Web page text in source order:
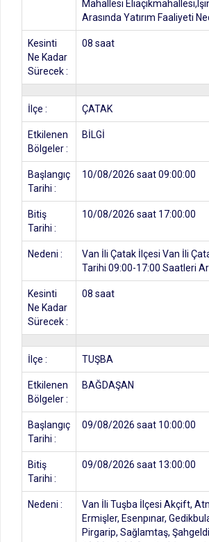
Mahallesi
Arasında Yatırım Faaliyeti
Kesinti
Ne Kadar
Sürecek :
08 saat
İlçe : ÇATAK
Etkilenen
Bölgeler :
BİLGİ
Başlangıç
Tarihi :
10/08/2026 saat 09:00:00
Bitiş
Tarihi :
10/08/2026 saat 17:00:00
Nedeni :
Van İli Çatak İlçesi Van İli
Tarihi 09:00-17:00 Saatleri
Kesinti
Ne Kadar
Sürecek :
08 saat
İlçe : TUŞBA
Etkilenen
Bölgeler :
BAĞDAŞAN
Başlangıç
Tarihi :
09/08/2026 saat 10:00:00
Bitiş
Tarihi :
09/08/2026 saat 13:00:00
Nedeni :
Van İli Tuşba İlçesi Akçift,
Ermişler, Esenpınar,
Pirgarip, Sağlamtaş,